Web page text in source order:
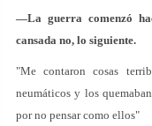
—La guerra comenzó
cansada no, lo siguiente.
"Me contaron cosas
neumáticos y los
por no pensar como ellos"